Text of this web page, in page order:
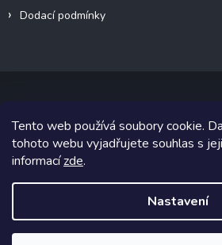
Tento web používá soubory cookie.
tohoto webu vyjadřujete souhlas s
informacízde.
Nastavení
Dodací podmínky
Copyright 2026VeteránMoto s.r.o..
Grafický návrh vytvořil a na Shoptet
Shoptetak.cz.
Vytvořil